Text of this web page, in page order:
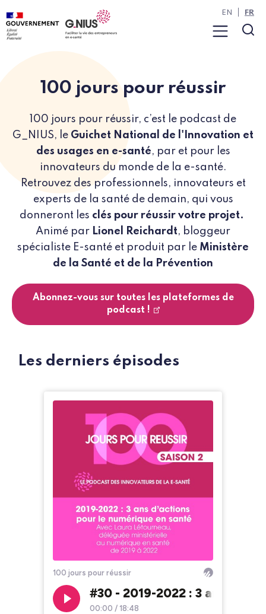
Panneau de gestion des cookies
Aller au contenu
Aller à la navigation
Menu
EN FR
100 jours pour réussir
100 jours pour réussir, c’est le podcast de
G_NIUS, le Guichet National de l'Innovation et
des usages en e-santé, par et pour les
innovateurs du monde de la e-santé.
Retrouvez des professionnels, innovateurs et
experts de la santé de demain, qui vous
donneront les clés pour réussir votre projet.
Animé par Lionel Reichardt, bloggeur
spécialiste E-santé et produit par le Ministère
de la Santé et de la Prévention
Abonnez-vous sur toutes les plateformes de
podcast !
Les derniers épisodes